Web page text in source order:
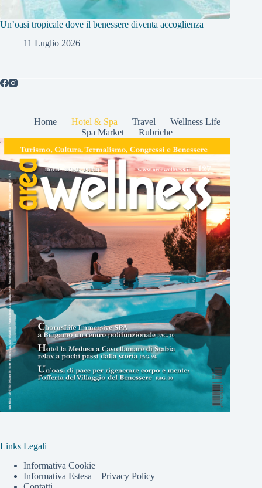
Un’oasi tropicale dove il benessere diventa accoglienza
11 Luglio 2026
Home Hotel & Spa Travel
Wellness Life
Spa Market
Rubriche
Links Legali
Informativa Cookie
Informativa Estesa – Privacy Policy